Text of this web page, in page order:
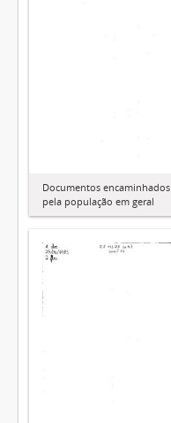
Documentos encaminhados
pela população em geral